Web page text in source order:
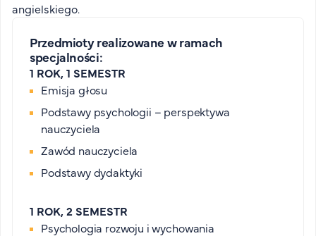
angielskiego.
Przedmioty realizowane w ramach
specjalności:
1 ROK, 1 SEMESTR
Emisja głosu
Podstawy psychologii – perspektywa
nauczyciela
Zawód nauczyciela
Podstawy dydaktyki
1 ROK, 2 SEMESTR
Psychologia rozwoju i wychowania